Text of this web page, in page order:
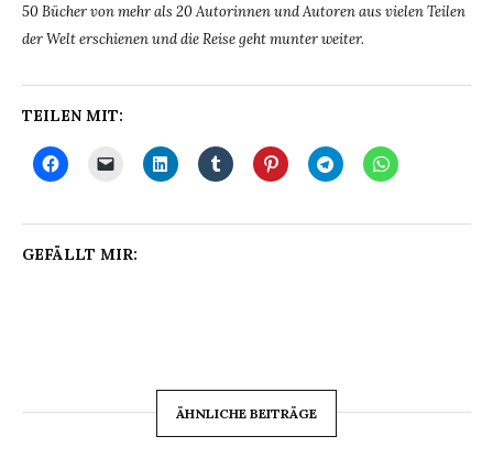
50 Bücher von mehr als 20 Autorinnen und Autoren aus vielen Teilen
der Welt erschienen und die Reise geht munter weiter.
TEILEN MIT:
GEFÄLLT MIR:
ÄHNLICHE BEITRÄGE